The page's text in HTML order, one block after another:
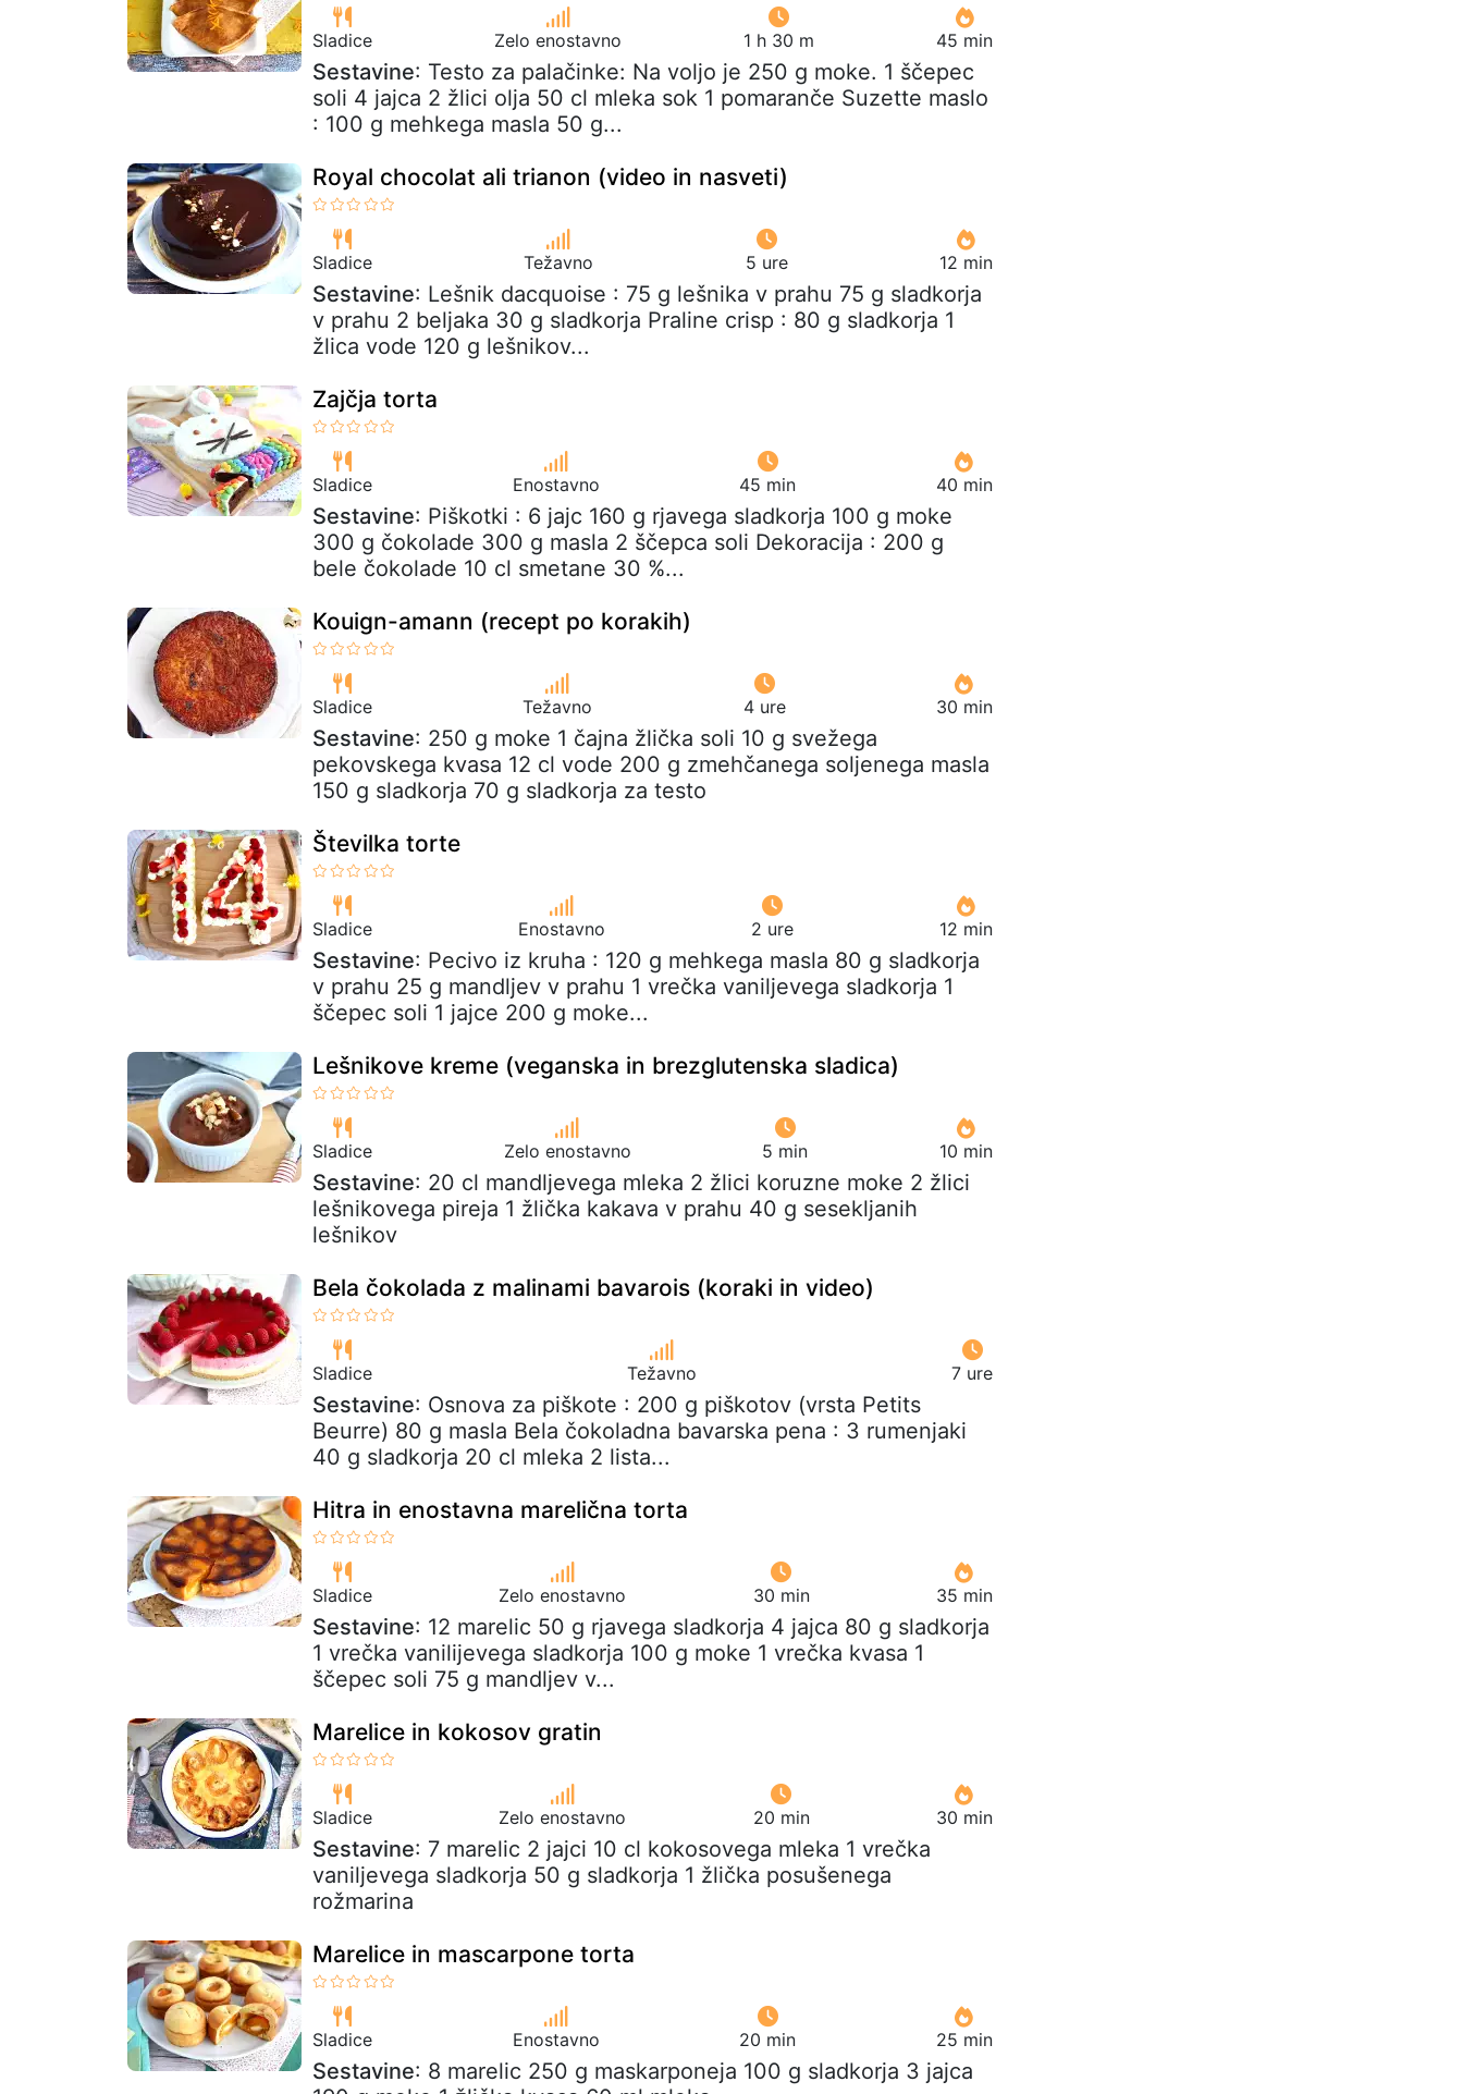
Sladice Zelo enostavno 1 h 30 m 45 min
Sestavine: Testo za palačinke: Na voljo je 250 g moke. 1 ščepec
soli 4 jajca 2 žlici olja 50 cl mleka sok 1 pomaranče Suzette maslo
: 100 g mehkega masla 50 g...
Royal chocolat ali trianon (video in nasveti)
Sladice Težavno 5 ure 12 min
Sestavine: Lešnik dacquoise : 75 g lešnika v prahu 75 g sladkorja
v prahu 2 beljaka 30 g sladkorja Praline crisp : 80 g sladkorja 1
žlica vode 120 g lešnikov...
Zajčja torta
Sladice Enostavno 45 min 40 min
Sestavine: Piškotki : 6 jajc 160 g rjavega sladkorja 100 g moke
300 g čokolade 300 g masla 2 ščepca soli Dekoracija : 200 g
bele čokolade 10 cl smetane 30 %...
Kouign-amann (recept po korakih)
Sladice Težavno 4 ure 30 min
Sestavine: 250 g moke 1 čajna žlička soli 10 g svežega
pekovskega kvasa 12 cl vode 200 g zmehčanega soljenega masla
150 g sladkorja 70 g sladkorja za testo
Številka torte
Sladice Enostavno 2 ure 12 min
Sestavine: Pecivo iz kruha : 120 g mehkega masla 80 g sladkorja
v prahu 25 g mandljev v prahu 1 vrečka vaniljevega sladkorja 1
ščepec soli 1 jajce 200 g moke...
Lešnikove kreme (veganska in brezglutenska sladica)
Sladice Zelo enostavno 5 min 10 min
Sestavine: 20 cl mandljevega mleka 2 žlici koruzne moke 2 žlici
lešnikovega pireja 1 žlička kakava v prahu 40 g sesekljanih
lešnikov
Bela čokolada z malinami bavarois (koraki in video)
Sladice Težavno 7 ure
Sestavine: Osnova za piškote : 200 g piškotov (vrsta Petits
Beurre) 80 g masla Bela čokoladna bavarska pena : 3 rumenjaki
40 g sladkorja 20 cl mleka 2 lista...
Hitra in enostavna marelična torta
Sladice Zelo enostavno 30 min 35 min
Sestavine: 12 marelic 50 g rjavega sladkorja 4 jajca 80 g sladkorja
1 vrečka vanilijevega sladkorja 100 g moke 1 vrečka kvasa 1
ščepec soli 75 g mandljev v...
Marelice in kokosov gratin
Sladice Zelo enostavno 20 min 30 min
Sestavine: 7 marelic 2 jajci 10 cl kokosovega mleka 1 vrečka
vaniljevega sladkorja 50 g sladkorja 1 žlička posušenega
rožmarina
Marelice in mascarpone torta
Sladice Enostavno 20 min 25 min
Sestavine: 8 marelic 250 g maskarponeja 100 g sladkorja 3 jajca